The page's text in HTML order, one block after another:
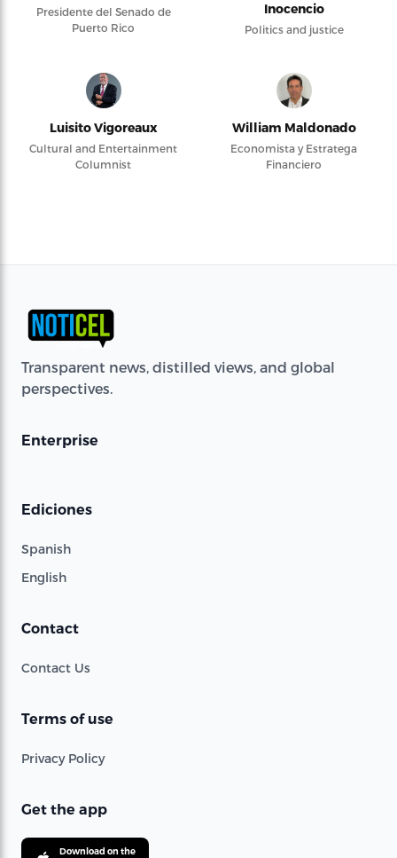
Presidente del Senado de
Puerto Rico
Inocencio
Politics and justice
Luisito Vigoreaux
Cultural and Entertainment
Columnist
William Maldonado
Economista y Estratega
Financiero
Transparent news, distilled views, and global
perspectives.
Enterprise
Ediciones
Spanish
English
Contact
Contact Us
Terms of use
Privacy Policy
Get the app
Download on the